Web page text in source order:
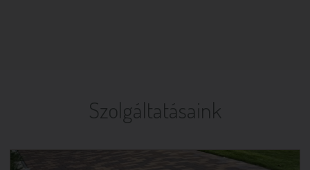
Szolgáltatásaink